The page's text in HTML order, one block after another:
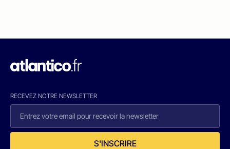
RECEVEZ NOTRE NEWSLETTER
S'INSCRIRE